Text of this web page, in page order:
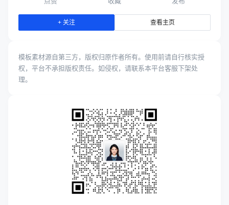
+ 关注 查看主页
模板素材源自第三方，版权归原作者所有。使用前请自行核实授
权，平台不承担版权责任。如侵权，请联系本平台客服下架处
理。